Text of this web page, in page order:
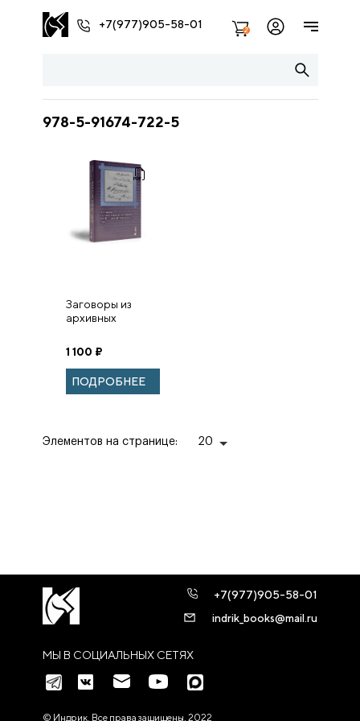
+7(977)905-58-01 2
978-5-91674-722-5
Заговоры из
архивных
– первой трети
ХХ в. Том 2
1 100 ₽
ПОДРОБНЕЕ
Элементов на странице: 20
МЫ В СОЦИАЛЬНЫХ СЕТЯХ
+7(977)905-58-01
indrik_books@mail.ru
© Индрик. Все права защищены, 2022